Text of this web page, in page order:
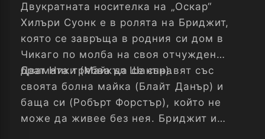
Двукратната носителка на „Оскар“
Хилъри Суонк е в ролята на Бриджит,
която се завръща в родния си дом в
Чикаго по молба на своя отчужден
брат Ники (Майкъл Шанън).
Двамата трябва да се справят със
своята болна майка (Блайт Данър) и
баща си (Робърт Форстър), който не
може да живее без нея. Бриджит и